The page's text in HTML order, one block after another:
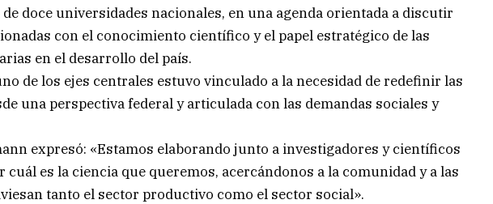
doce universidades nacionales, en una agenda orientada a discutir
con el conocimiento científico y el papel estratégico de las
en el desarrollo del país.
de los ejes centrales estuvo vinculado a la necesidad de redefinir las
una perspectiva federal y articulada con las demandas sociales y
expresó: «Estamos elaborando junto a investigadores y científicos
cuál es la ciencia que queremos, acercándonos a la comunidad y a las
tanto el sector productivo como el sector social».